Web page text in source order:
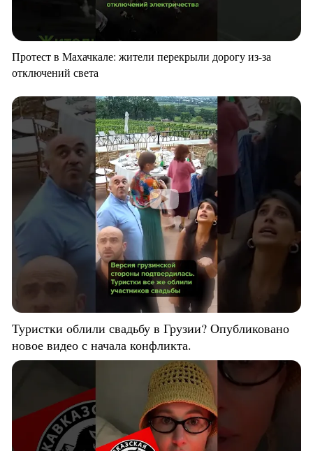
Протест в Махачкале: жители перекрыли дорогу из-за
отключений света
Туристки облили свадьбу в Грузии? Опубликовано
новое видео с начала конфликта.